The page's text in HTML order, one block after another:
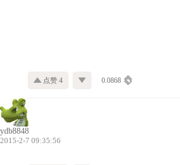
点赞 4 0.0868
ydb8848
2015-2-7 09:35:56